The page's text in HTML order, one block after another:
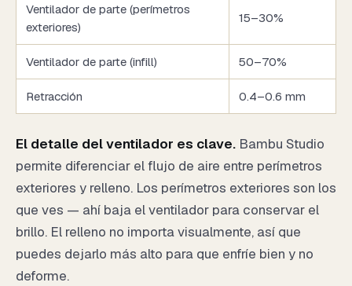
Ventilador de parte (perímetros
exteriores)
15–30%
Ventilador de parte (infill) 50–70%
Retracción 0.4–0.6 mm
El detalle del ventilador es clave. Bambu Studio
permite diferenciar el flujo de aire entre perímetros
exteriores y relleno. Los perímetros exteriores son los
que ves — ahí baja el ventilador para conservar el
brillo. El relleno no importa visualmente, así que
puedes dejarlo más alto para que enfríe bien y no
deforme.